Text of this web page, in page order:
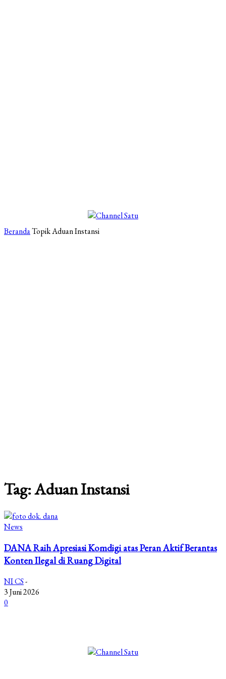
BerandaTopikAduan Instansi
Tag: Aduan Instansi
News
DANA Raih Apresiasi Komdigi atas Peran Aktif Berantas
Konten Ilegal di Ruang Digital
NI CS-
3 Juni 2026
0